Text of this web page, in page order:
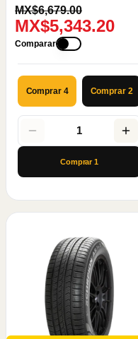
MX$6,679.00
MX$5,343.20
Comparar
Comprar 4 Comprar 2
1
Comprar1